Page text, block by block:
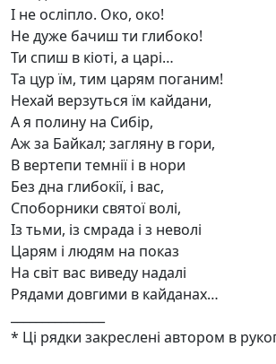
І не осліпло. Око, око!
Не дуже бачиш ти глибоко!
Ти спиш в кіоті, а царі…
Та цур їм, тим царям поганим!
Нехай верзуться їм кайдани,
А я полину на Сибір,
Аж за Байкал; загляну в гори,
В вертепи темнії і в нори
Без дна глибокії, і вас,
Споборники святої волі,
Із тьми, із смрада і з неволі
Царям і людям на показ
На світ вас виведу надалі
Рядами довгими в кайданах…
* Ці рядки закреслені автором в